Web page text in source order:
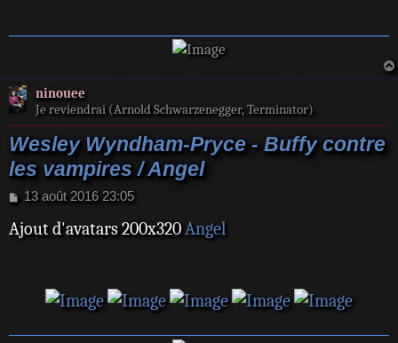
e
ninouee
Je reviendrai (Arnold Schwarzenegger, Terminator)
Wesley Wyndham-Pryce - Buffy contre
les vampires / Angel
M
s
s
13 août 2016 23:05
Ajout d'avatars 200x320Angel